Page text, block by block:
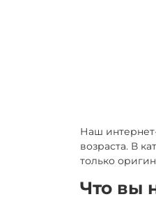
Наш
возраста. В
только
Что вы